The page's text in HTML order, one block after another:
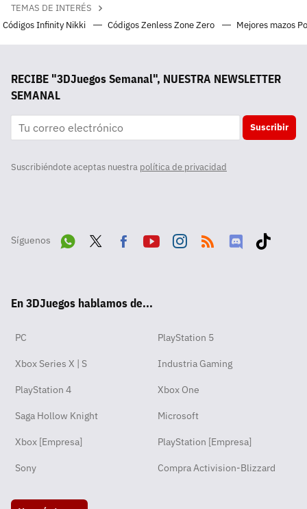
TEMAS DE INTERÉS
Códigos Infinity Nikki
Códigos Zenless Zone Zero Mejores mazos
RECIBE "3DJuegos Semanal", NUESTRA NEWSLETTER
SEMANAL
Suscribir
Suscribiéndote aceptas nuestra política de privacidad
Síguenos
pp
ok
En 3DJuegos hablamos de...
PC PlayStation 5
Xbox Series X | S Industria Gaming
PlayStation 4 Xbox One
Saga Hollow Knight Microsoft
Xbox [Empresa] PlayStation [Empresa]
Sony Compra Activision-Blizzard